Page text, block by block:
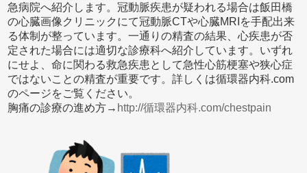
急病院へ紹介します。冠動脈疾患が疑われる場合は飯田橋
の心臓画像クリニックにて冠動脈CTや心臓MRIを手配出来
る体制が整っています。一通りの精査の結果、心疾患が否
定された場合には適切な診療科へ紹介しています。いずれ
にせよ、命に関わる救急疾患として急性心筋梗塞や狭心症
ではないことの精査が重要です。詳しくは循環器内科.com
のページをご覧ください。
胸痛の診療の進め方→ http://循環器内科.com/chestpain